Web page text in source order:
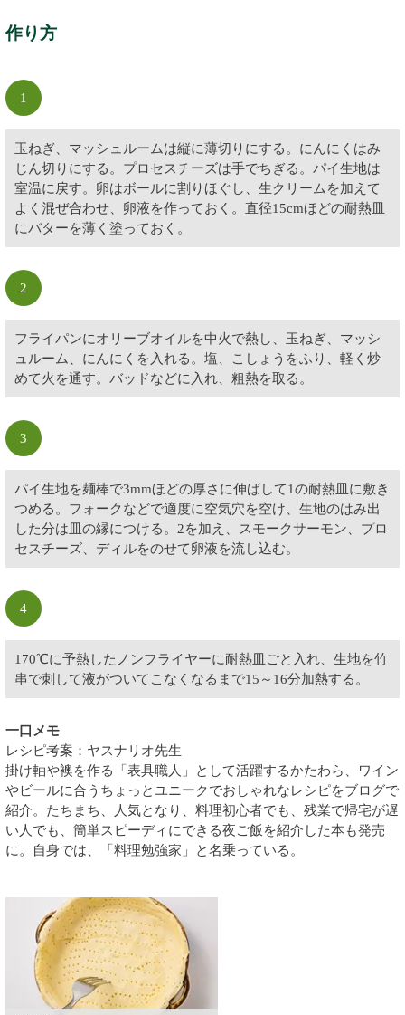
作り方
1
玉ねぎ、マッシュルームは縦に薄切りにする。にんにくはみ
じん切りにする。プロセスチーズは手でちぎる。パイ生地は
室温に戻す。卵はボールに割りほぐし、生クリームを加えて
よく混ぜ合わせ、卵液を作っておく。直径15cmほどの耐熱皿
にバターを薄く塗っておく。
2
フライパンにオリーブオイルを中火で熱し、玉ねぎ、マッシ
ュルーム、にんにくを入れる。塩、こしょうをふり、軽く炒
めて火を通す。バッドなどに入れ、粗熱を取る。
3
パイ生地を麺棒で3mmほどの厚さに伸ばして1の耐熱皿に敷き
つめる。フォークなどで適度に空気穴を空け、生地のはみ出
した分は皿の縁につける。2を加え、スモークサーモン、プロ
セスチーズ、ディルをのせて卵液を流し込む。
4
170℃に予熱したノンフライヤーに耐熱皿ごと入れ、生地を竹
串で刺して液がついてこなくなるまで15～16分加熱する。
一口メモ
レシピ考案：ヤスナリオ先生
掛け軸や襖を作る「表具職人」として活躍するかたわら、ワイン
やビールに合うちょっとユニークでおしゃれなレシピをブログで
紹介。たちまち、人気となり、料理初心者でも、残業で帰宅が遅
い人でも、簡単スピーディにできる夜ご飯を紹介した本も発売
に。自身では、「料理勉強家」と名乗っている。